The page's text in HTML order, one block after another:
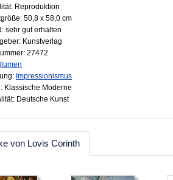
Reproduktion
50,8 x 58,0 cm
sehr gut erhalten
Kunstverlag
27472
Impressionismus
Klassische Moderne
Deutsche Kunst
von Lovis Corinth